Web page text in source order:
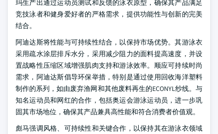
玛生产出通过运动员测试和反馈的泳衣原型，确保其产品满足
竞技泳者和健身爱好者的严格需求，提供功能性与创新的完美
结合。
阿迪达斯将性能与可持续性结合，以保持市场优势。其游泳衣
采用疏水涂层排斥水分，采用减少阻力的面料提高速度，并设
置战略性压缩区域增强肌肉支持和游泳效率。顺应可持续时尚
需求，阿迪达斯倡导环保举措，特别是通过使用回收海洋塑料
制作的系列，如由废弃渔网和其他废料再生的ECONYL纱线。与
知名运动员和网红的合作，包括奥运会游泳运动员，进一步巩
固其市场地位，确保其产品兼具高性能和符合消费者价值观。
彪马强调风格、可持续性和关键合作，以保持其在游泳衣领域